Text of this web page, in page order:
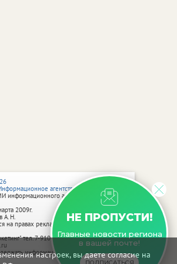
настроек, вы даете согласие на
НЕ ПРОПУСТИ!
Главные новости региона
в вашей почте!
агентство vRossii.ru
информационного агентства vRossii.ru
2009г.
А. Н.
на правах рекламы.
тел. 7-910-267-70-40,
информацию, не предназначенную